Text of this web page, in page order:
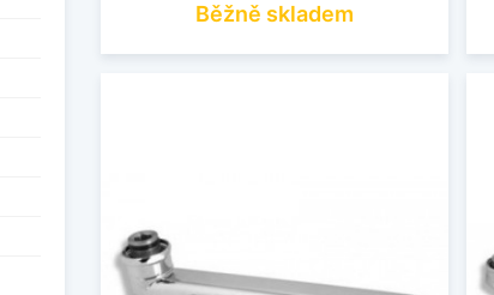
Běžně skladem